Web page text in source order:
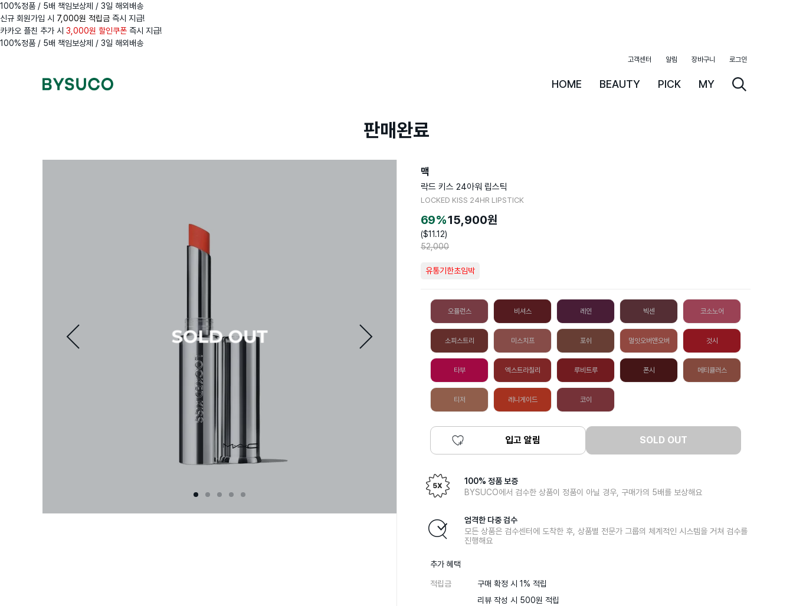
100%정품 / 5배 책임보상제 / 3일 해외배송
신규 회원가입 시 7,000원 적립금 즉시 지급!
카카오 플친 추가 시 3,000원 할인쿠폰 즉시 지급!
100%정품 / 5배 책임보상제 / 3일 해외배송
HOME BEAUTY PICK MY
고객센터 알림 장바구니 로그인
판매완료
맥
락드 키스 24아워 립스틱
LOCKED KISS 24HR LIPSTICK
69%15,900원
($11.12)
52,000
유통기한초임박
오퓰런스 비셔스 레인 빅센 코소노어
소피스트리 미스치프 포쉬 멀잇오버앤오버 것시
타부 엑스트라칠리 루비트루 폰시 메티큘러스
티저 레니게이드 코이
입고 알림 SOLD OUT
100% 정품 보증
BYSUCO에서 검수한 상품이 정품이 아닐 경우, 구매가의 5배를 보상해요
엄격한 다중 검수
모든 상품은 검수센터에 도착한 후, 상품별 전문가 그룹의 체계적인 시스템을 거쳐 검수를
진행해요
추가 혜택
적립금
구매 확정 시 1% 적립
리뷰 작성 시 500원 적립